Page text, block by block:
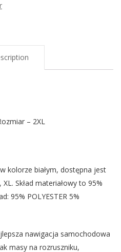
– 2XL
kolorze białym, dostępna jest
Skład materiałowy to 95%
95% POLYESTER 5%
nawigacja samochodowa
masy na rozruszniku,